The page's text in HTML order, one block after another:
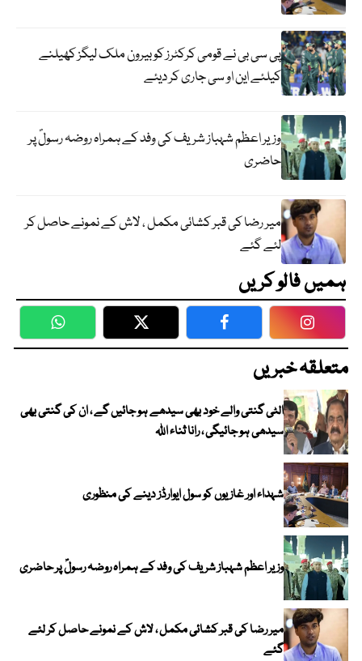
پی سی بی نے قومی کرکٹرز کو بیرون ملک لیگز کھیلنے
کیلئے این او سی جاری کر دیئے
وزیر اعظم شہباز شریف کی وفد کے ہمراہ روضہ رسولؐ پر
حاضری
میر رضا کی قبر کشائی مکمل ، لاش کے نمونے حاصل کر
لئے گئے
ہمیں فالو کریں
WhatsApp Twitter Facebook
متعلقہ خبریں
الٹی گنتی والے خود بھی سیدھے ہو جائیں گے ، ان کی گنتی بھی
سیدھی ہو جائیگی ، رانا ثناء اللہ
شہداء اور غازیوں کو سول ایوارڈز دینے کی منظوری
وزیر اعظم شہباز شریف کی وفد کے ہمراہ روضہ رسولؐ پر حاضری
میر رضا کی قبر کشائی مکمل ، لاش کے نمونے حاصل کر لئے
گئے